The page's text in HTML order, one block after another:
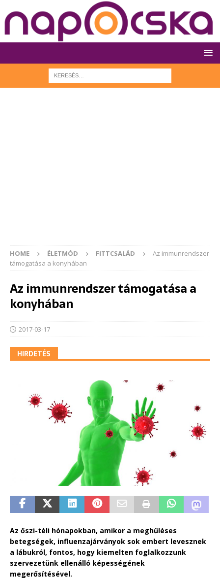
HOME ÉLETMÓD FITTCSALÁD
Az immunrendszer
támogatása a konyhában
Az immunrendszer támogatása a
konyhában
2017-03-17
HIRDETÉS
Az őszi-téli hónapokban, amikor a meghűléses
betegségek, influenzajárványok sok embert levesznek
a lábukról, fontos, hogy kiemelten foglalkozzunk
szervezetünk ellenálló képességének
megerősítésével.